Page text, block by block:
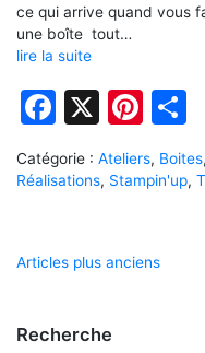
ce qui arrive quand vous
une boîte tout…
lire la suite
Facebook
X
Catégorie : Ateliers, Boites,
Réalisations, Stampin'up,
Navigation
articles
Articles plus anciens
Recherche